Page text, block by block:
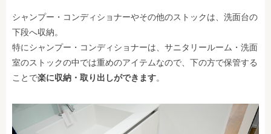
シャンプー・コンディショナーやその他のストックは、洗面台の
下段へ収納。
特にシャンプー・コンディショナーは、サニタリールーム・洗面
室のストックの中では重めのアイテムなので、下の方で保管する
ことで楽に収納・取り出しができます。